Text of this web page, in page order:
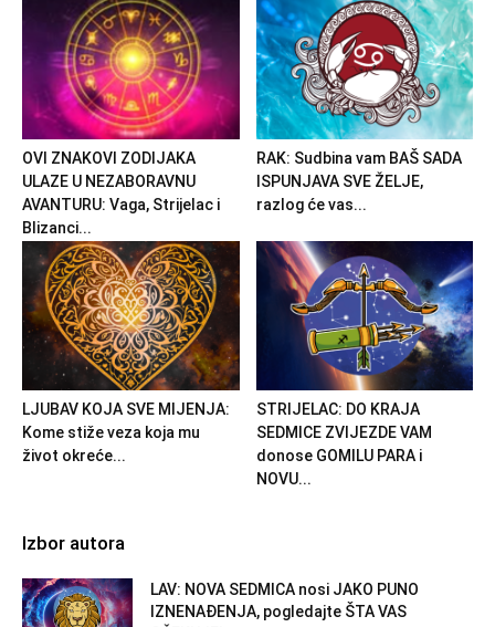
OVI ZNAKOVI ZODIJAKA
ULAZE U NEZABORAVNU
AVANTURU: Vaga, Strijelac i
Blizanci...
RAK: Sudbina vam BAŠ SADA
ISPUNJAVA SVE ŽELJE,
razlog će vas...
LJUBAV KOJA SVE MIJENJA:
Kome stiže veza koja mu
život okreće...
STRIJELAC: DO KRAJA
SEDMICE ZVIJEZDE VAM
donose GOMILU PARA i
NOVU...
Izbor autora
LAV: NOVA SEDMICA nosi JAKO PUNO
IZNENAĐENJA, pogledajte ŠTA VAS